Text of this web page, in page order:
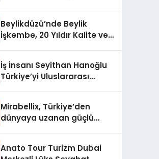
Beylikdüzü’nde Beylik
İşkembe, 20 Yıldır Kalite ve
İş İnsanı Seyithan Hanoğlu
Türkiye’yi Uluslararası
Mirabellix, Türkiye’den
dünyaya uzanan güçlü
Anato Tour Turizm Dubai